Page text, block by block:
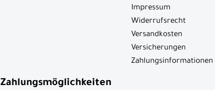
Impressum
Widerrufsrecht
Versandkosten
Versicherungen
Zahlungsinformationen
Zahlungsmöglichkeiten